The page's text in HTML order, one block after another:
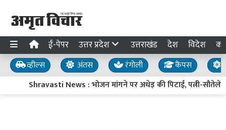
ई-पेपर उत्तर प्रदेश उत्तराखंड देश विदेश
व्हील्स अंतस रंगोली कैंपस
Shravasti News : भोजन मांगने पर अधेड़ की पिटाई, पत्नी-सौतेले